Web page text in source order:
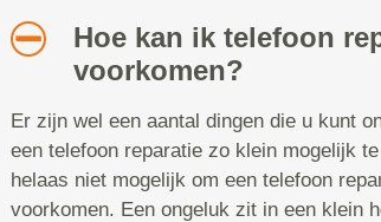
Hoe kan ik telefoon
voorkomen?
Er zijn wel een aantal dingen die u kunt
een telefoon reparatie zo klein mogelijk
helaas niet mogelijk om een telefoon
voorkomen. Een ongeluk zit in een klein